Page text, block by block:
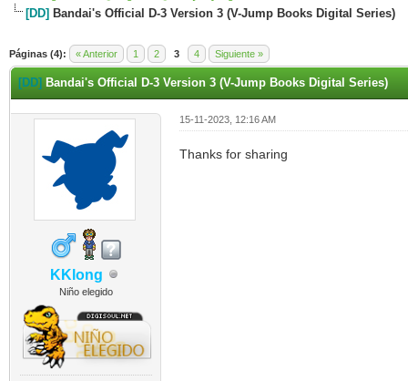
[DD] Bandai's Official D-3 Version 3 (V-Jump Books Digital Series)
Páginas (4): « Anterior 1 2 3 4 Siguiente »
[DD] Bandai's Official D-3 Version 3 (V-Jump Books Digital Series)
KKlong
Niño elegido
15-11-2023, 12:16 AM
Thanks for sharing